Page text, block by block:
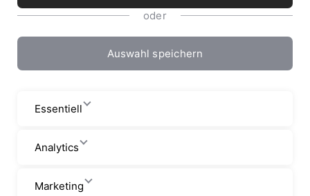
oder
Auswahl speichern
Essentiell
Analytics
Marketing